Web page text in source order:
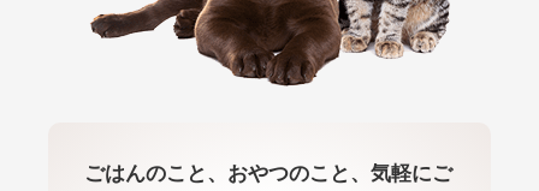
ごはんのこと、おやつのこと、気軽にご